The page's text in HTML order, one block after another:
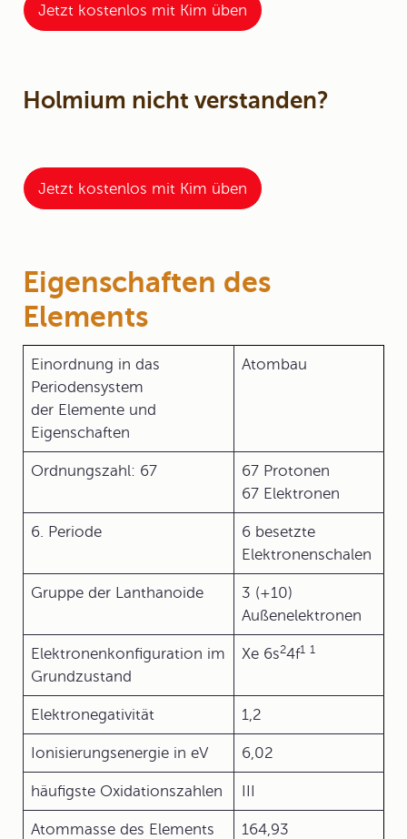
Jetzt kostenlos mit Kim üben
Holmium nicht verstanden?
Jetzt kostenlos mit Kim üben
Eigenschaften des
Elements
Einordnung in das
Periodensystem
der Elemente und
Eigenschaften
Atombau
Ordnungszahl: 67
67 Protonen
67 Elektronen
6. Periode
6 besetzte
Elektronenschalen
Gruppe der Lanthanoide
3 (+10)
Außenelektronen
Elektronenkonfiguration im
Grundzustand
Xe 6s24f1 1
Elektronegativität 1,2
Ionisierungsenergie in eV 6,02
häufigste Oxidationszahlen III
Atommasse des Elements
164,93